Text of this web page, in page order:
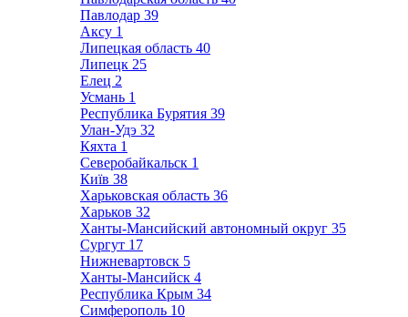
Павлодар 39
Аксу 1
Липецкая область 40
Липецк 25
Елец 2
Усмань 1
Республика Бурятия 39
Улан-Удэ 32
Кяхта 1
Северобайкальск 1
Київ 38
Харьковская область 36
Харьков 32
Ханты-Мансийский автономный округ 35
Сургут 17
Нижневартовск 5
Ханты-Мансийск 4
Республика Крым 34
Симферополь 10